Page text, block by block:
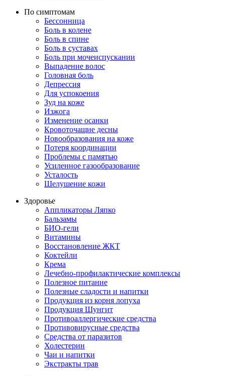
По симптомам
Бессонница
Боль в колене
Боль в спине
Боль в суставах
Боль при мочеиспускании
Выпадение волос
Головная боль
Депрессия
Для успокоения
Зуд на коже
Изжога
Изменение осанки
Кровоточащие десны
Новообразования на коже
Потеря координации
Проблемы с памятью
Усиленное газообразование
Усталость
Шелушение кожи
Здоровье
Аппликаторы Ляпко
Бальзамы
БИО-гели
Витамины
Восстановление ЖКТ
Коктейли
Крема
Лечебно-профилактические комплексы
Полезное питание
Полезные сладости и напитки
Продукция из корня лопуха
Продукция Шунгит
Противоаллергические средства
Противовирусные средства
Средства от паразитов
Холестерин
Чаи и напитки
Экстракты трав